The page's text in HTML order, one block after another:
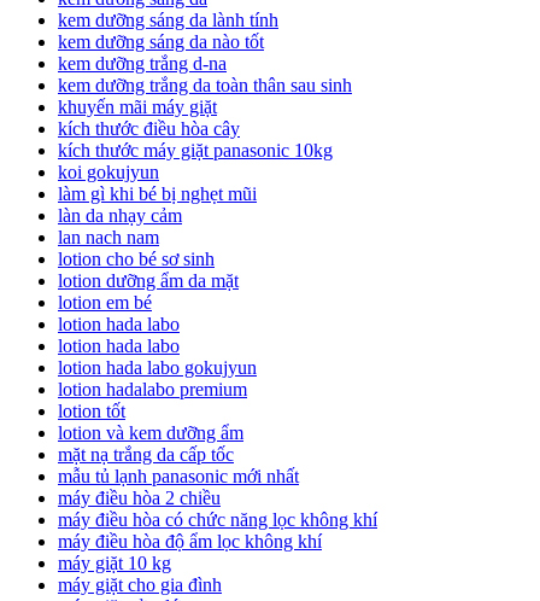
kem dưỡng sáng da lành tính
kem dưỡng sáng da nào tốt
kem dưỡng trắng d-na
kem dưỡng trắng da toàn thân sau sinh
khuyến mãi máy giặt
kích thước điều hòa cây
kích thước máy giặt panasonic 10kg
koi gokujyun
làm gì khi bé bị nghẹt mũi
làn da nhạy cảm
lan nach nam
lotion cho bé sơ sinh
lotion dưỡng ẩm da mặt
lotion em bé
lotion hada labo
lotion hada labo
lotion hada labo gokujyun
lotion hadalabo premium
lotion tốt
lotion và kem dưỡng ẩm
mặt nạ trắng da cấp tốc
mẫu tủ lạnh panasonic mới nhất
máy điều hòa 2 chiều
máy điều hòa có chức năng lọc không khí
máy điều hòa độ ẩm lọc không khí
máy giặt 10 kg
máy giặt cho gia đình